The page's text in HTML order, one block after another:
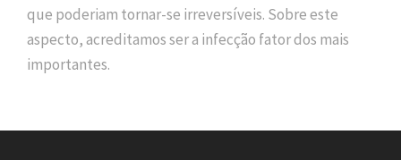
que poderiam tornar-se irreversíveis. Sobre este
aspecto, acreditamos ser a infecção fator dos mais
importantes.